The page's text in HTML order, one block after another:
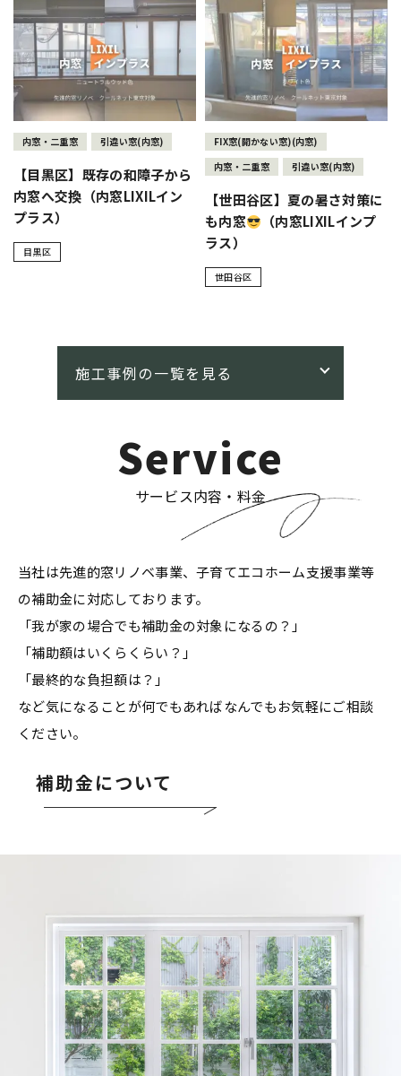
内窓・二重窓 引違い窓(内窓)
【目黒区】既存の和障子から
内窓へ交換（内窓LIXILイン
プラス）
目黒区
FIX窓(開かない窓)(内窓)
内窓・二重窓
引違い窓(内窓)
【世田谷区】夏の暑さ対策に
も内窓
（内窓LIXILインプ
ラス）
世田谷区
Service
サービス内容・料金
当社は先進的窓リノベ事業、子育てエコホーム支援事業等
の補助金に対応しております。
「我が家の場合でも補助金の対象になるの？」
「補助額はいくらくらい？」
「最終的な負担額は？」
など気になることが何でもあればなんでもお気軽にご相談
ください。
補助金について